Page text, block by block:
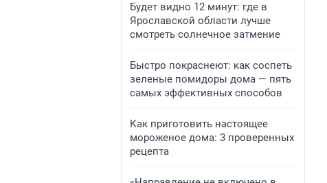
Будет видно 12 минут: где в
Ярославской области лучше
смотреть солнечное затмение
Быстро покраснеют: как соспеть
зеленые помидоры дома — пять
самых эффективных способов
Как приготовить настоящее
мороженое дома: 3 проверенных
рецепта